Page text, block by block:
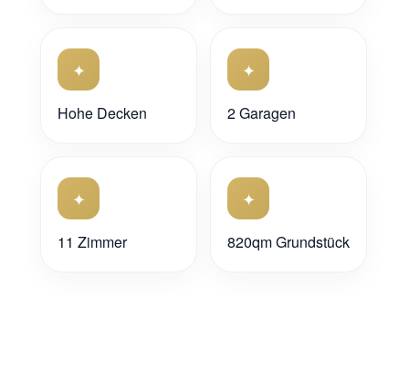
✦
Hohe Decken
✦
2 Garagen
✦
11 Zimmer
✦
820qm Grundstück